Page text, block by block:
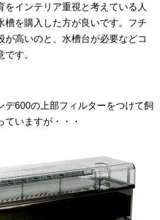
をインテリア重視と考えている人
槽を購入した方が良いです。フチ
が高いのと、水槽台が必要などコ
す。
デ600の上部フィルターをつけて飼
いますが・・・